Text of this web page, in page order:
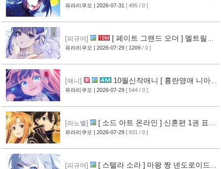
유라리쿠오 | 2026-07-31 [ 495 / 0 ]
[피규어]
[ 페이트 그랜드 오더 ] 멜트릴리
스 신작 피규어 공개 [12]
유라리쿠오 | 2026-07-29 [ 1209 / 0 ]
[애니]
10월신작애니 [ 흉란영애 니아
리스톤 ] PV 영상 공개 [13]
유라리쿠오 | 2026-07-29 [ 544 / 0 ]
[라노벨]
[ 소드 아트 온라인 ] 신혼편 1권 표지
공개 [16]
유라리쿠오 | 2026-07-29 [ 931 / 0 ]
[피규어] [ 스텔라 소라 ] 마왕 짱 넨도로이드